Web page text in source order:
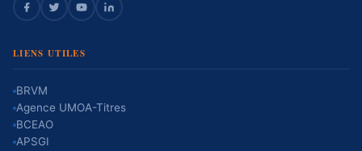
LIENS UTILES
BRVM
Agence UMOA-Titres
BCEAO
APSGI